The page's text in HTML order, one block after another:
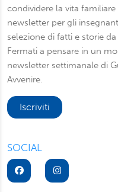
presente in ogni pagina
informazioni sul
informativa privacye
condividere la vita
newsletter per gli
selezione di fatti e storie
Fermati a pensare in un
newsletter settimanale di
Avvenire.
Iscriviti
SOCIAL